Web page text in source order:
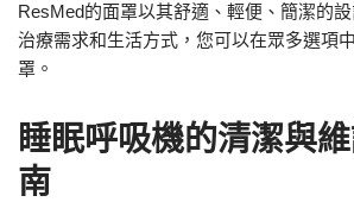
ResMed的面罩以其舒適、輕便、簡潔的
治療需求和生活方式，您可以在眾多選項
罩。
睡眠呼吸機的清潔與
南